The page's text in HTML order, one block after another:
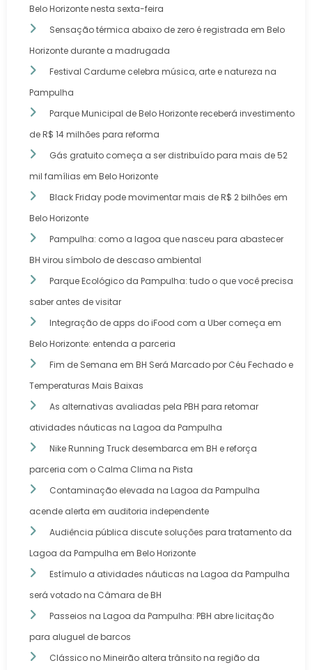
Belo Horizonte nesta sexta-feira
Sensação térmica abaixo de zero é registrada em Belo
Horizonte durante a madrugada
Festival Cardume celebra música, arte e natureza na
Pampulha
Parque Municipal de Belo Horizonte receberá investimento
de R$ 14 milhões para reforma
Gás gratuito começa a ser distribuído para mais de 52
mil famílias em Belo Horizonte
Black Friday pode movimentar mais de R$ 2 bilhões em
Belo Horizonte
Pampulha: como a lagoa que nasceu para abastecer
BH virou símbolo de descaso ambiental
Parque Ecológico da Pampulha: tudo o que você precisa
saber antes de visitar
Integração de apps do iFood com a Uber começa em
Belo Horizonte: entenda a parceria
Fim de Semana em BH Será Marcado por Céu Fechado e
Temperaturas Mais Baixas
As alternativas avaliadas pela PBH para retomar
atividades náuticas na Lagoa da Pampulha
Nike Running Truck desembarca em BH e reforça
parceria com o Calma Clima na Pista
Contaminação elevada na Lagoa da Pampulha
acende alerta em auditoria independente
Audiência pública discute soluções para tratamento da
Lagoa da Pampulha em Belo Horizonte
Estímulo a atividades náuticas na Lagoa da Pampulha
será votado na Câmara de BH
Passeios na Lagoa da Pampulha: PBH abre licitação
para aluguel de barcos
Clássico no Mineirão altera trânsito na região da